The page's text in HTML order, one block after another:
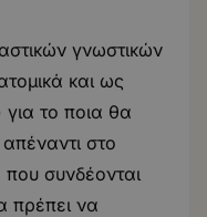
γνωστικών
και ως
για το ποια θα
στο
συνδέονται
πρέπει να